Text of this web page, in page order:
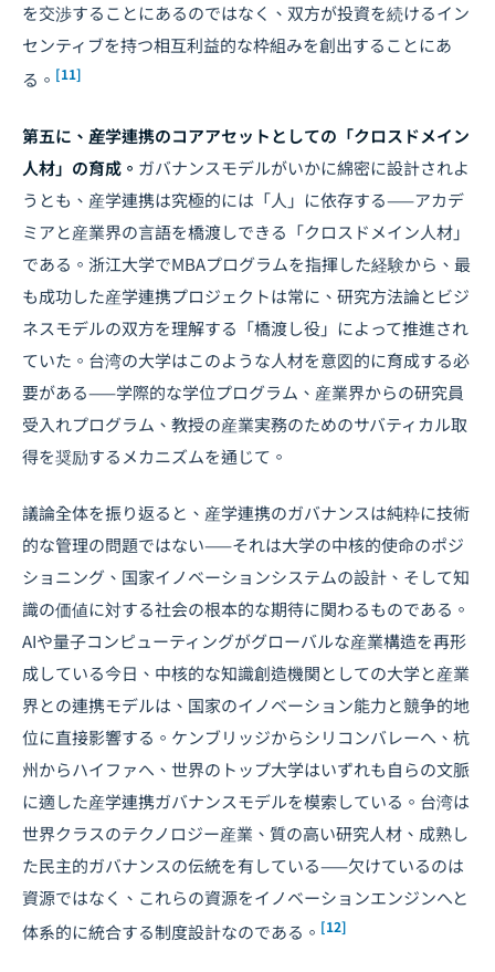
を交渉することにあるのではなく、双方が投資を続けるイン
センティブを持つ相互利益的な枠組みを創出することにあ
る。 [11]
第五に、産学連携のコアアセットとしての「クロスドメイン
人材」の育成。 ガバナンスモデルがいかに綿密に設計されよ
うとも、産学連携は究極的には「人」に依存する——アカデ
ミアと産業界の言語を橋渡しできる「クロスドメイン人材」
である。浙江大学でMBAプログラムを指揮した経験から、最
も成功した産学連携プロジェクトは常に、研究方法論とビジ
ネスモデルの双方を理解する「橋渡し役」によって推進され
ていた。台湾の大学はこのような人材を意図的に育成する必
要がある——学際的な学位プログラム、産業界からの研究員
受入れプログラム、教授の産業実務のためのサバティカル取
得を奨励するメカニズムを通じて。
議論全体を振り返ると、産学連携のガバナンスは純粋に技術
的な管理の問題ではない——それは大学の中核的使命のポジ
ショニング、国家イノベーションシステムの設計、そして知
識の価値に対する社会の根本的な期待に関わるものである。
AIや量子コンピューティングがグローバルな産業構造を再形
成している今日、中核的な知識創造機関としての大学と産業
界との連携モデルは、国家のイノベーション能力と競争的地
位に直接影響する。ケンブリッジからシリコンバレーへ、杭
州からハイファへ、世界のトップ大学はいずれも自らの文脈
に適した産学連携ガバナンスモデルを模索している。台湾は
世界クラスのテクノロジー産業、質の高い研究人材、成熟し
た民主的ガバナンスの伝統を有している——欠けているのは
資源ではなく、これらの資源をイノベーションエンジンへと
体系的に統合する制度設計なのである。 [12]